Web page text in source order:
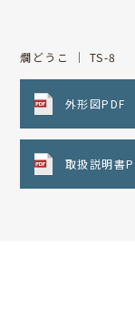
燗どうこ ｜ TS-8
外形図PDF
取扱説明書